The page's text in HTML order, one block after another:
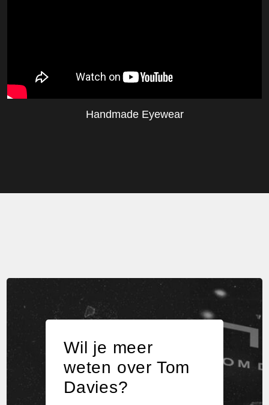
Handmade Eyewear
Wil je meer
weten over Tom
Davies?